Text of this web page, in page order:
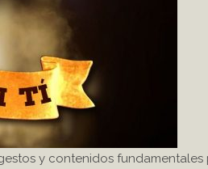
y contenidos fundamentales